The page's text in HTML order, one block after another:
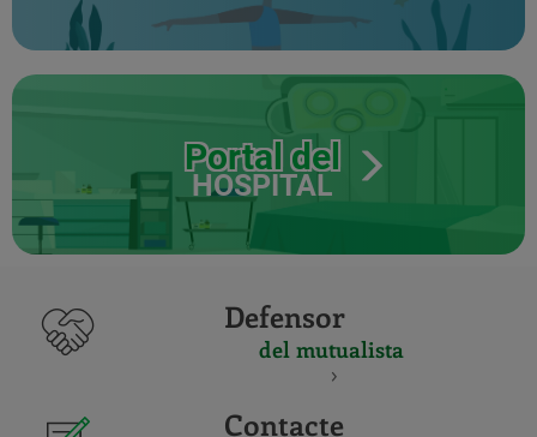
Portal del
HOSPITAL
Defensor
del mutualista
Contacte